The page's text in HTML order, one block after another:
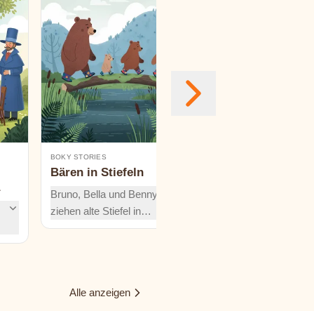
BOKY STORIES
Bären in Stiefeln
Bruno, Bella und Benny
ziehen alte Stiefel in
unpassenden Größen an,
matschige, stolpernde
Alle anzeigen